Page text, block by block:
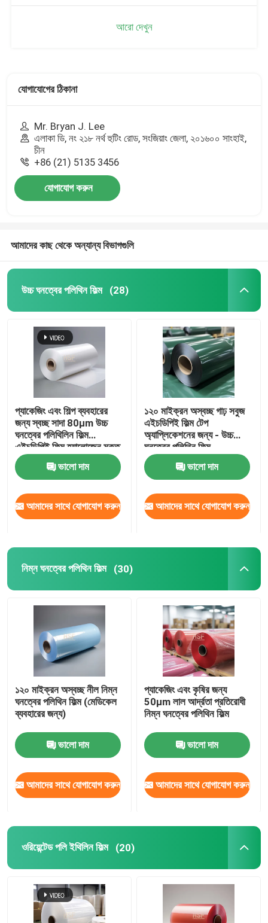
বাড়ি
পণ্য
ভিডিও
আরো দেখুন
যোগাযোগের ঠিকানা
Mr. Bryan J. Lee
এলাকা ডি, নং ২১৮ নর্থ হুটিং রোড, সংজিয়াং জেলা, ২০১৬০০ সাংহাই,
চীন
+86 (21) 5135 3456
যোগাযোগ করুন
আমাদের কাছ থেকে অন্যান্য বিভাগগুলি
উচ্চ ঘনত্বের পলিথিন ফিল্ম (28)
প্যাকেজিং এবং শিল্প ব্যবহারের
জন্য স্বচ্ছ সাদা 80μm উচ্চ
ঘনত্বের পলিথিলিন ফিল্ম
এইচডিপিই ফিল্ম হ্যালোজেন মুক্ত
ভালো দাম
আমাদের সাথে যোগাযোগ করুন
১২০ মাইক্রন অস্বচ্ছ গাঢ় সবুজ
এইচডিপিই ফিল্ম টেপ
অ্যাপ্লিকেশনের জন্য - উচ্চ
ঘনত্বের পলিথিন ফিল্ম
ভালো দাম
আমাদের সাথে যোগাযোগ করুন
নিম্ন ঘনত্বের পলিথিন ফিল্ম (30)
১২০ মাইক্রন অস্বচ্ছ নীল নিম্ন
ঘনত্বের পলিথিন ফিল্ম (মেডিকেল
ব্যবহারের জন্য)
ভালো দাম
আমাদের সাথে যোগাযোগ করুন
প্যাকেজিং এবং কৃষির জন্য
50μm লাল আর্দ্রতা প্রতিরোধী
নিম্ন ঘনত্বের পলিথিন ফিল্ম
ভালো দাম
আমাদের সাথে যোগাযোগ করুন
ওরিয়েন্টেড পলি ইথিলিন ফিল্ম (20)